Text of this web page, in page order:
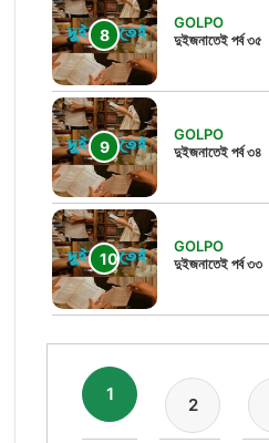
GOLPO
দুইজনাতেই পর্ব ৩৫
GOLPO
দুইজনাতেই পর্ব ৩৪
GOLPO
দুইজনাতেই পর্ব ৩৩
1
2